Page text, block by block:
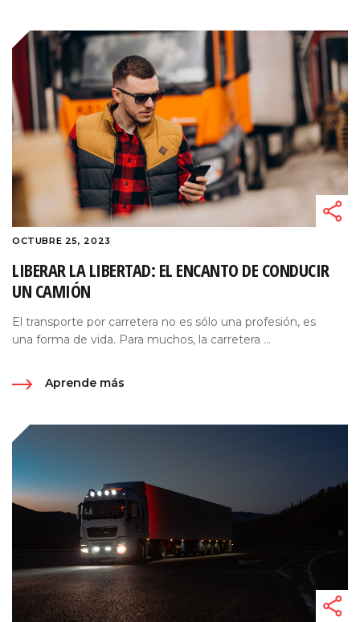
OCTUBRE 25, 2023
LIBERAR LA LIBERTAD: EL ENCANTO DE CONDUCIR
UN CAMIÓN
El transporte por carretera no es sólo una profesión, es
una forma de vida. Para muchos, la carretera ...
Aprende más